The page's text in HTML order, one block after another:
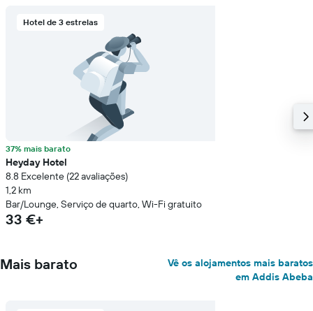
Hotel de 3 estrelas
37% mais barato
Heyday Hotel
8.8 Excelente (22 avaliações)
1,2 km
Bar/Lounge, Serviço de quarto, Wi-Fi gratuito
33 €+
Mais barato
Vê os alojamentos mais baratos
em Addis Abeba